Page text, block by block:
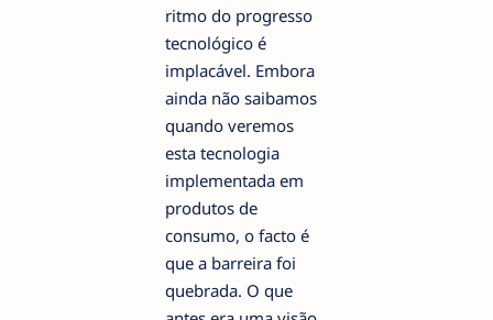
ritmo do progresso
tecnológico é
implacável. Embora
ainda não saibamos
quando veremos
esta tecnologia
implementada em
produtos de
consumo, o facto é
que a barreira foi
quebrada. O que